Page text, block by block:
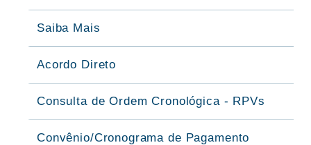
Saiba Mais
Acordo Direto
Consulta de Ordem Cronológica - RPVs
Convênio/Cronograma de Pagamento